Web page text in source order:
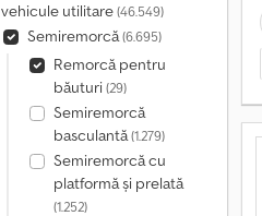
vehicule utilitare(46.549)
Semiremorcă(6.695)
Remorcă pentru
băuturi(29)
Semiremorcă
basculantă(1.279)
Semiremorcă cu
platformă și prelată
(1.252)